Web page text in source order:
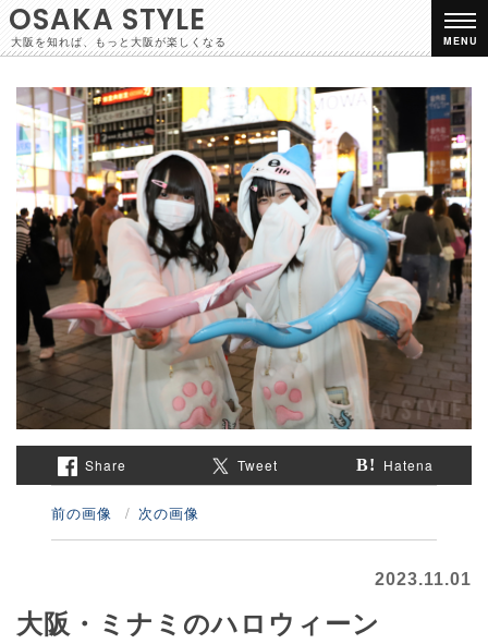
OSAKA STYLE
大阪を知れば、もっと大阪が楽しくなる MENU
Share Tweet Hatena
前の画像 次の画像
2023.11.01
大阪・ミナミのハロウィーン